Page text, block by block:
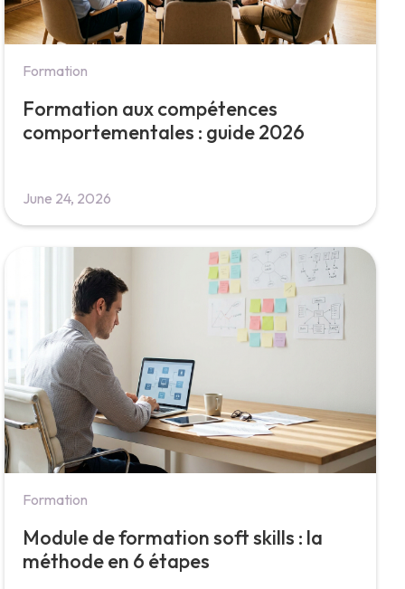
Formation
Formation aux compétences
comportementales : guide 2026
June 24, 2026
Formation
Module de formation soft skills : la
méthode en 6 étapes